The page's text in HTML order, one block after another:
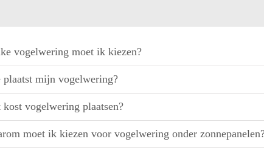
vogelwering moet ik kiezen?
plaatst mijn vogelwering?
kost vogelwering plaatsen?
moet ik kiezen voor vogelwering onder